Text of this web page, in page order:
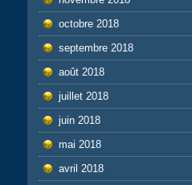
octobre 2018
septembre 2018
août 2018
juillet 2018
juin 2018
mai 2018
avril 2018